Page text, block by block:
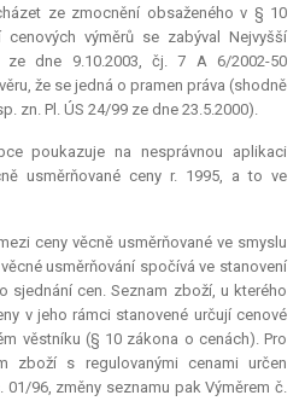
ze zmocnění obsaženého v § 10
výměrů se zabýval Nejvyšší
dne 9.10.2003, čj. 7 A 6/2002-50
že se jedná o pramen práva (shodně
zn. Pl. ÚS 24/99 ze dne 23.5.2000).
poukazuje na nesprávnou aplikaci
usměrňované ceny r. 1995, a to ve
ceny věcně usměrňované ve smyslu
usměrňování spočívá ve stanovení
sjednání cen. Seznam zboží, u kterého
v jeho rámci stanovené určují cenové
věstníku (§ 10 zákona o cenách). Pro
zboží s regulovanými cenami určen
96, změny seznamu pak Výměrem č.